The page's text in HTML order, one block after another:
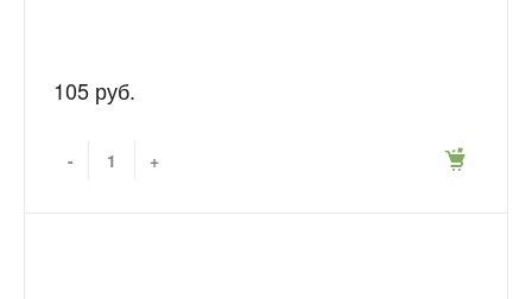
105 руб.
- +